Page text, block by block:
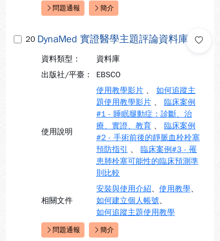
快速連結：
問題通報 簡介
20 DynaMed 實證醫學主題評論資料庫
資料類型：
資料庫
出版社/平臺：
EBSCO
使用說明
使用教學影片 、 如何追蹤主
題使用教學影片 、 臨床案例
#1 - 睡眠腿動症：診斷、治
療、實證、教育 、 臨床案例
#2 - 手術前後的靜脈血栓栓塞
預防指引
、 臨床案例#3 - 罹
患肺栓塞可能性的臨床預測準
則比較
相關文件
安裝與使用介紹、 使用教學、
如何建立個人帳號、
如何追蹤主題使用教學
快速連結：
問題通報 簡介